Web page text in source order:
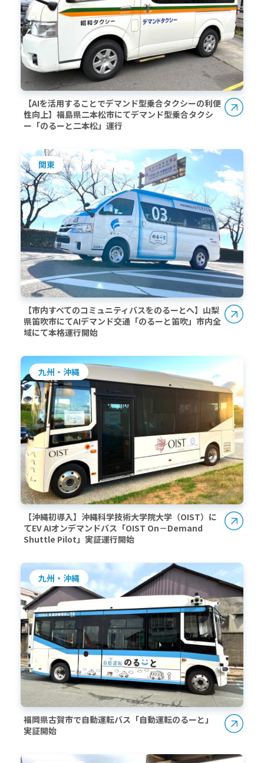
【AIを活用することでデマンド型乗合タクシーの利便
性向上】福島県二本松市にてデマンド型乗合タクシ
ー「のるーと二本松」運行
関東
【市内すべてのコミュニティバスをのるーとへ】山梨
県笛吹市にてAIデマンド交通「のるーと笛吹」市内全
域にて本格運行開始
九州・沖縄
【沖縄初導入】沖縄科学技術大学院大学（OIST）に
てEV AIオンデマンドバス「OIST On－Demand
Shuttle Pilot」実証運行開始
九州・沖縄
福岡県古賀市で自動運転バス「自動運転のるーと」
実証開始